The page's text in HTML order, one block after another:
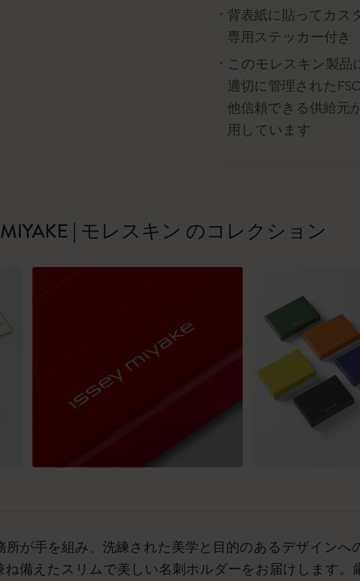
背表紙に貼ってカス
専用ステッカー付き
このモレスキン製品
適切に管理された
他信頼できる供給元
用しています
MIYAKE | モレスキン のコレクション
が手を組み、洗練された美学と目的のあるデザインへ
備えたスリムで美しい名刺ホルダーをお届けします。